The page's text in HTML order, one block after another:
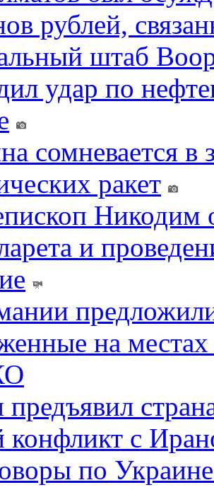
рублей,
штаб
удар по
сомневается в
ракет
и
на
конфликт с
по